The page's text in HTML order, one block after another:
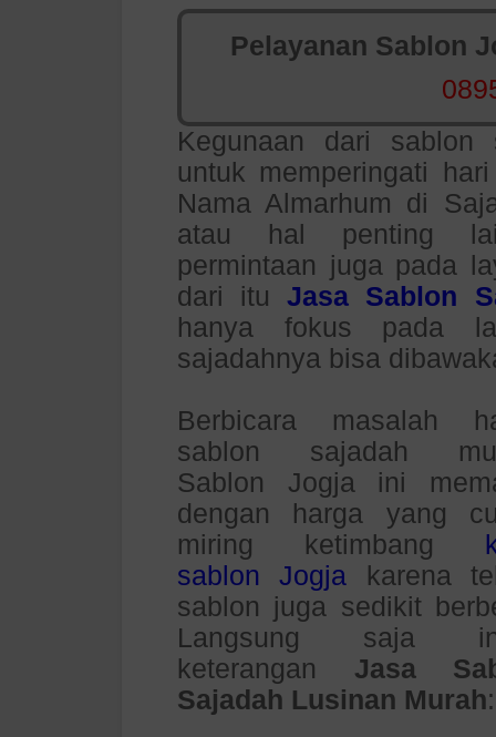
Pelayanan Sablon
Kegunaan dari sablon
untuk memperingati
Nama Almarhum di
atau hal penting
permintaan juga pada
dari ituJasa Sablon
hanya fokus pada
sajadahnya bisa
Berbicara masalah
sablon sajadah
Sablon Jogja ini
dengan harga yang
miring ketimbang
sablon Jogja karena
sablon juga sedikit
Langsung saja
keterangan Jasa
Sajadah Lusinan Murah: